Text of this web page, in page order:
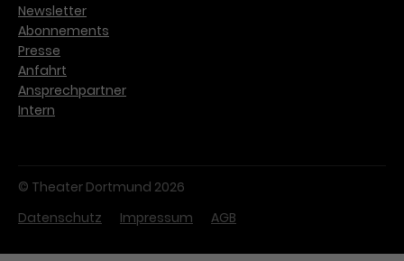
Newsletter
Abonnements
Presse
Anfahrt
Ansprechpartner
Intern
© Theater Dortmund 2026
Datenschutz
Impressum AGB